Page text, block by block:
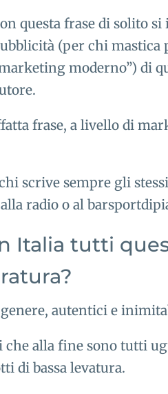
questa frase di solito
(per chi mastica
moderno”) di
frase, a livello di
scrive sempre gli
radio o al
Italia tutti
autentici e
alla fine sono tutti
di bassa levatura.